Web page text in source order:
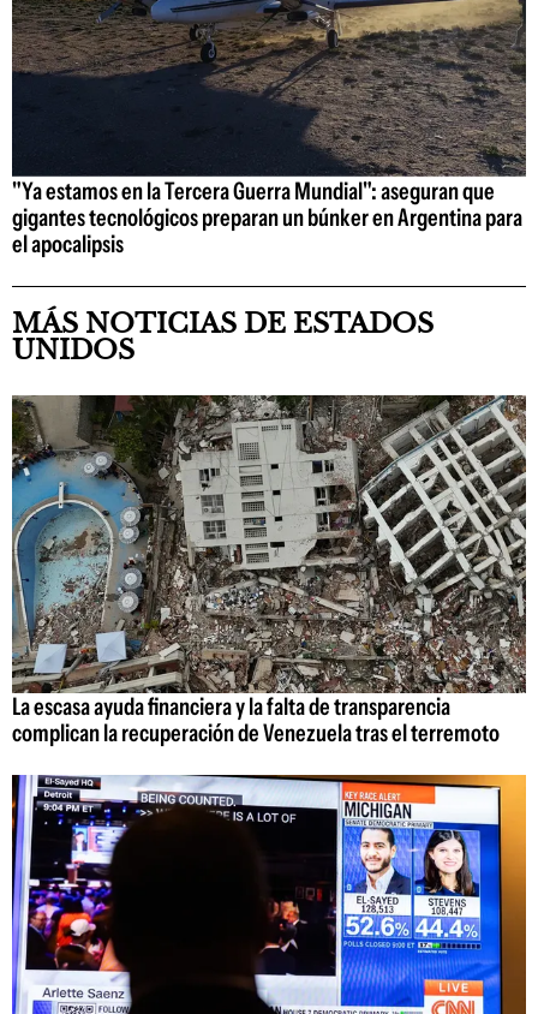
"Ya estamos en la Tercera Guerra Mundial": aseguran que
gigantes tecnológicos preparan un búnker en Argentina para
el apocalipsis
MÁS NOTICIAS DE ESTADOS
UNIDOS
La escasa ayuda financiera y la falta de transparencia
complican la recuperación de Venezuela tras el terremoto